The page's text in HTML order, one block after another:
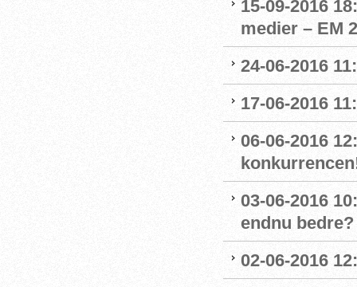
15-09-2016
medier – EM
24-06-2016
17-06-2016
06-06-2016
03-06-2016
endnu bedre?
02-06-2016